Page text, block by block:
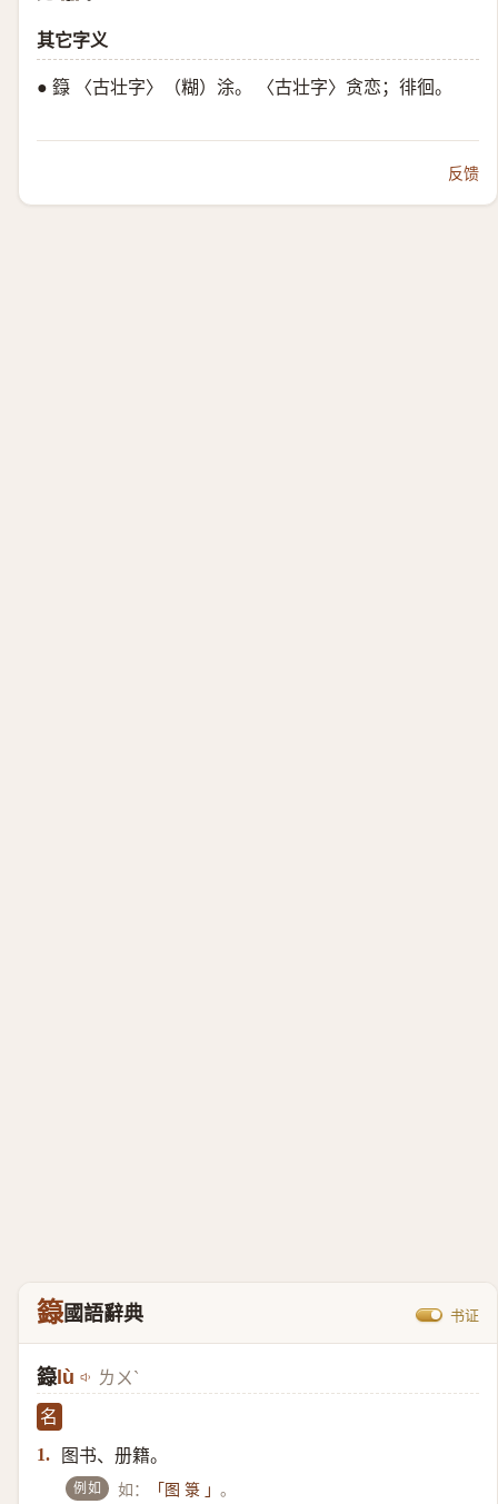
其它字义
● 籙 〈古壮字〉（糊）涂。 〈古壮字〉贪恋；徘徊。
反馈
籙國語辭典 书证
籙lù ㄌㄨˋ
名
1.
图书、册籍。
例如 如： 「图 箓 」。